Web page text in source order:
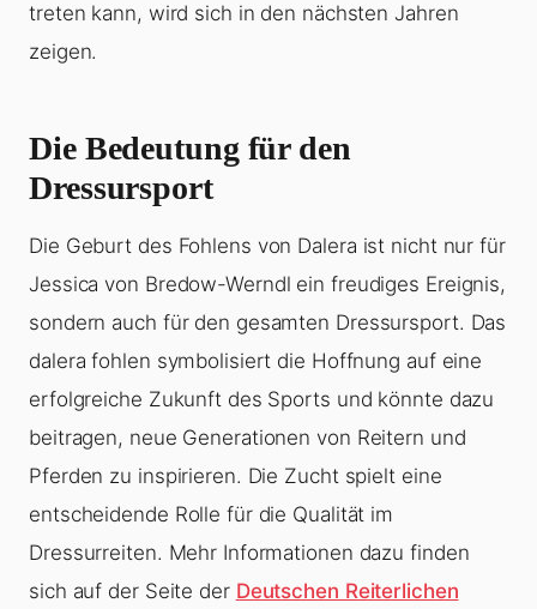
treten kann, wird sich in den nächsten Jahren
zeigen.
Die Bedeutung für den
Dressursport
Die Geburt des Fohlens von Dalera ist nicht nur für
Jessica von Bredow-Werndl ein freudiges Ereignis,
sondern auch für den gesamten Dressursport. Das
dalera fohlen symbolisiert die Hoffnung auf eine
erfolgreiche Zukunft des Sports und könnte dazu
beitragen, neue Generationen von Reitern und
Pferden zu inspirieren. Die Zucht spielt eine
entscheidende Rolle für die Qualität im
Dressurreiten. Mehr Informationen dazu finden
sich auf der Seite der Deutschen Reiterlichen